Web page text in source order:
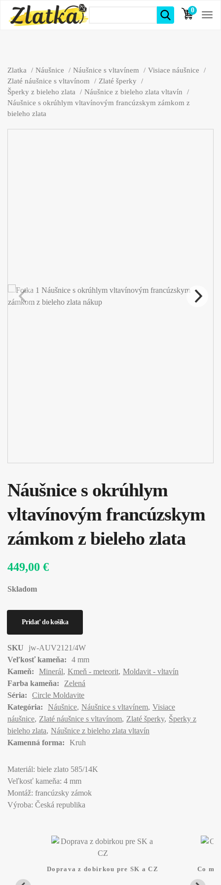
0
položiek
Zlatka Náušnice Náušnice s vltavínem
Visiace náušnice
Zlaté náušnice s vltavínom
Zlaté šperky
Šperky z bieleho zlata
Náušnice z bieleho zlata vltavín
Náušnice s okrúhlym vltavínovým francúzskym zámkom z
bieleho zlata
Náušnice s okrúhlym
vltavínovým francúzskym
zámkom z bieleho zlata
449,00 €
Skladom
SKU
jw-AUV2121/4W
Veľkosť kameňa:
4 mm
Kameň:
Minerál Kmeň - meteorit Moldavit - vltavín
Farba kameňa:
Zelená
Séria:
Circle Moldavite
Kategória:
Náušnice Náušnice s vltavínem Visiace
náušnice Zlaté náušnice s vltavínom Zlaté šperky Šperky z
bieleho zlata Náušnice z bieleho zlata vltavín
Kamenná forma:
Kruh
Materiál: biele zlato 585/14K
Veľkosť kameňa: 4 mm
Montáž: francúzsky zámok
Výroba: Česká republika
Doprava z dobirkou pre SK a CZ Co